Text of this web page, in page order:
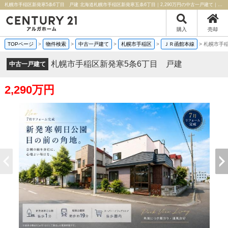
札幌市手稲区新発寒5条6丁目 戸建 北海道札幌市手稲区新発寒五条6丁目｜2,290万円の中古一戸建て｜中古住宅や中古物件情報｜センチュリー21アルガホーム
購入 売却
TOPページ > 物件検索 > 中古一戸建て > 札幌市手稲区 > ＪＲ函館本線 > 札幌市手
中古一戸建て 札幌市手稲区新発寒5条6丁目 戸建
2,290万円